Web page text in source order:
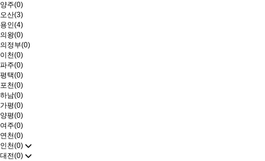
양주(0)
오산(3)
용인(4)
의왕(0)
의정부(0)
이천(0)
파주(0)
평택(0)
포천(0)
하남(0)
가평(0)
양평(0)
여주(0)
연천(0)
인천(0)
대전(0)